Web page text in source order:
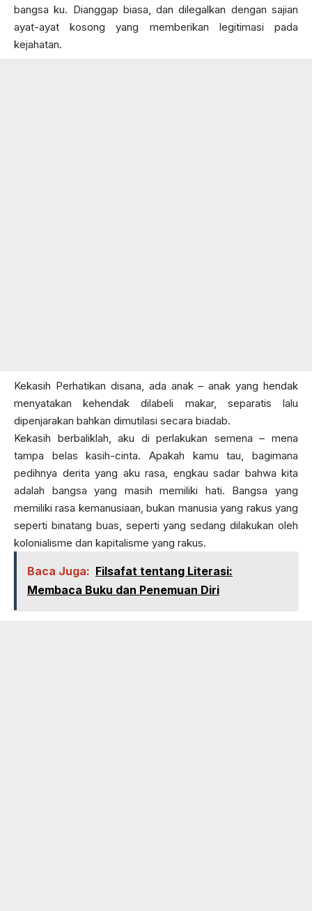
bangsa ku. Dianggap biasa, dan dilegalkan dengan sajian
ayat-ayat kosong yang memberikan legitimasi pada
kejahatan.
Kekasih Perhatikan disana, ada anak – anak yang hendak
menyatakan kehendak dilabeli makar, separatis lalu
dipenjarakan bahkan dimutilasi secara biadab.
Kekasih berbaliklah, aku di perlakukan semena – mena
tampa belas kasih-cinta. Apakah kamu tau, bagimana
pedihnya derita yang aku rasa, engkau sadar bahwa kita
adalah bangsa yang masih memiliki hati. Bangsa yang
memiliki rasa kemanusiaan, bukan manusia yang rakus yang
seperti binatang buas, seperti yang sedang dilakukan oleh
kolonialisme dan kapitalisme yang rakus.
Baca Juga: Filsafat tentang Literasi:
Membaca Buku dan Penemuan Diri